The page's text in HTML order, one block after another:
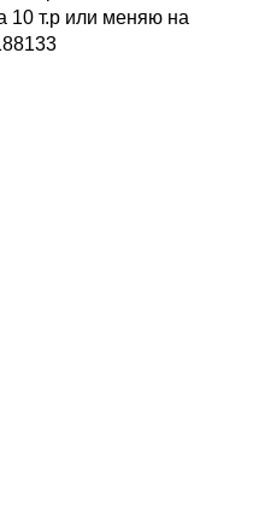
10 т.р или меняю на